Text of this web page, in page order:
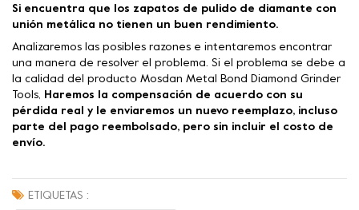
Si encuentra que los zapatos de pulido de diamante con
unión metálica no tienen un buen rendimiento.
Analizaremos las posibles razones e intentaremos encontrar
una manera de resolver el problema. Si el problema se debe a
la calidad del producto Mosdan Metal Bond Diamond Grinder
Tools, Haremos la compensación de acuerdo con su
pérdida real y le enviaremos un nuevo reemplazo, incluso
parte del pago reembolsado, pero sin incluir el costo de
envío.
ETIQUETAS :